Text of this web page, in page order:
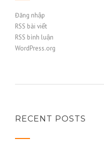
Đăng nhập
RSS bài viết
RSS bình luận
WordPress.org
RECENT POSTS